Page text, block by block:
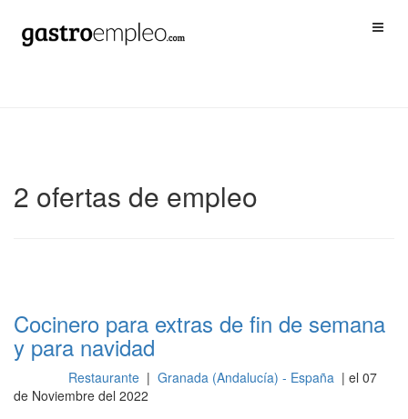
2 ofertas de empleo
Cocinero para extras de fin de semana
y para navidad
Restaurante | Granada (Andalucía) - España | el 07
de Noviembre del 2022